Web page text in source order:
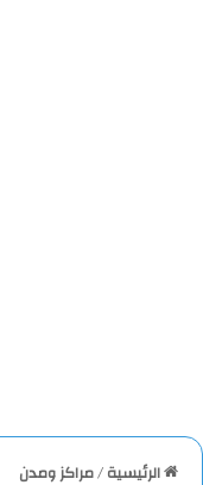
الرئيسية/مراكز ومدن